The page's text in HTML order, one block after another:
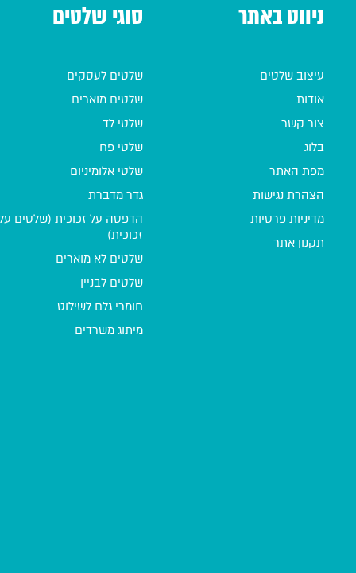
ניווט באתר
עיצוב שלטים
אודות
צור קשר
בלוג
מפת האתר
הצהרת נגישות
מדיניות פרטיות
תקנון אתר
סוגי שלטים
שלטים לעסקים
שלטים מוארים
שלטי לד
שלטי פח
שלטי אלומיניום
גדר מדברת
הדפסה על זכוכית (שלטים
זכוכית)
שלטים לא מוארים
שלטים לבניין
חומרי גלם לשילוט
מיתוג משרדים